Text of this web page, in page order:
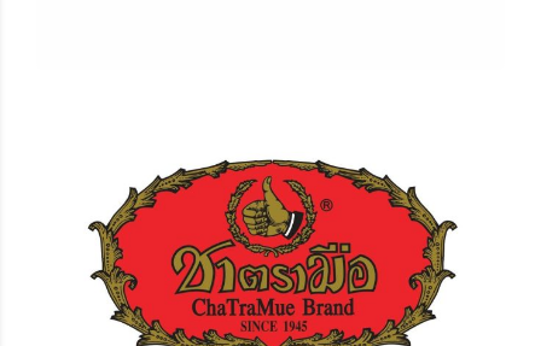
ชาตรามือ